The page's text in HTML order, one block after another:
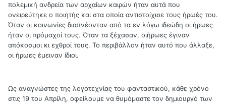
πολεμική ανδρεία των αρχαίων καιρών ήταν αυτά που
ονειρεύτηκε ο ποιητής και στα οποία αντιστοίχισε τους ήρωές του.
Όταν οι κοινωνίες διαπνέονταν από τα εν λόγω ιδεώδη οι ήρωες
ήταν οι πρόμαχοί τους. Όταν τα ξέχασαν, οιήρωες έγιναν
απόκοσμοι κι εχθροί τους. Το περιβάλλον ήταν αυτό που άλλαξε,
οι ήρωες έμειναν ίδιοι.
Ως αναγνώστες της λογοτεχνίας του φανταστικού, κάθε χρόνο
στις 19 του Απρίλη, οφείλουμε να θυμόμαστε τον δημιουργό των